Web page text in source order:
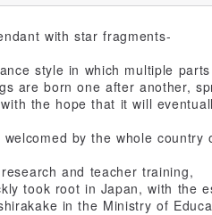
with star fragments-
style in which multiple
are born one after another,
the hope that it will
welcomed by the whole
and teacher training,
took root in Japan, with the
in the Ministry of